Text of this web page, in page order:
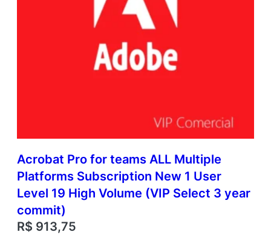
Acrobat Pro for teams ALL Multiple
Platforms Subscription New 1 User
Level 19 High Volume (VIP Select 3 year
commit)
R$ 913,75